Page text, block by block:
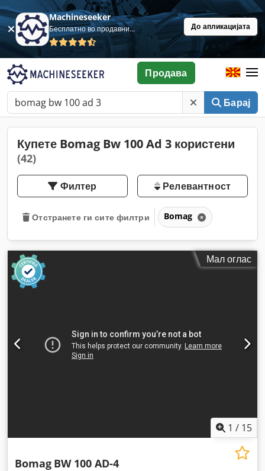
Machineseeker
Бесплатно во продавница До апликацијата
Барај
Продава
Купете Bomag Bw 100 Ad 3 користени
(42)
Филтер Релевантност
Отстранете ги сите филтри Bomag
Мал оглас
1 / 15
Bomag BW 100 AD-4